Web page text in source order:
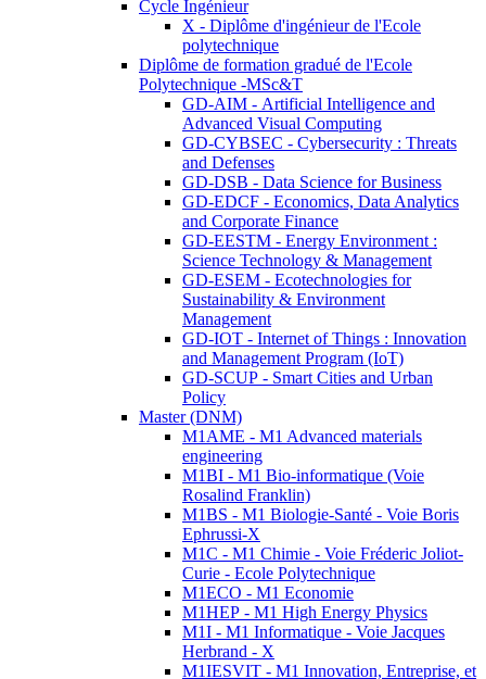
Cycle Ingénieur
X - Diplôme d'ingénieur de l'Ecole
polytechnique
Diplôme de formation gradué de l'Ecole
Polytechnique -MSc&T
GD-AIM - Artificial Intelligence and
Advanced Visual Computing
GD-CYBSEC - Cybersecurity : Threats
and Defenses
GD-DSB - Data Science for Business
GD-EDCF - Economics, Data Analytics
and Corporate Finance
GD-EESTM - Energy Environment :
Science Technology & Management
GD-ESEM - Ecotechnologies for
Sustainability & Environment
Management
GD-IOT - Internet of Things : Innovation
and Management Program (IoT)
GD-SCUP - Smart Cities and Urban
Policy
Master (DNM)
M1AME - M1 Advanced materials
engineering
M1BI - M1 Bio-informatique (Voie
Rosalind Franklin)
M1BS - M1 Biologie-Santé - Voie Boris
Ephrussi-X
M1C - M1 Chimie - Voie Fréderic Joliot-
Curie - Ecole Polytechnique
M1ECO - M1 Economie
M1HEP - M1 High Energy Physics
M1I - M1 Informatique - Voie Jacques
Herbrand - X
M1IESVIT - M1 Innovation, Entreprise, et